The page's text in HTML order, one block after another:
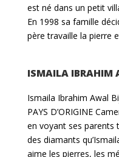
est né dans un petit
En 1998 sa famille
père travaille la pierre
ISMAILA IBRAHIM
Ismaila Ibrahim Awal
PAYS D’ORIGINE
en voyant ses parents
des diamants
aime les pierres, les